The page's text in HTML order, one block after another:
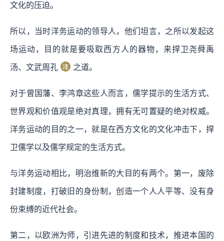
文化的压迫。
所以，当时洋务运动的领导人，他们坦言，之所以发起这
场运动，目的就是要吸取西方人的器物，来捍卫尧舜禹
汤、文武周孔 之道。
对于曾国藩、李鸿章这些人而言，儒学提示的生活方式、
世界观和价值观是绝对真理，拥有无可置疑的绝对权威。
洋务运动的目的之一，就是在西方文化的文化冲击下，捍
卫儒学以及儒学规定的生活方式。
与洋务运动相比，明治维新的大目的有两个。第一，废除
封建制度，打破旧的身份制，创造一个人人平等、没有身
份束缚的近代社会。
第二，以欧洲为师，引进先进的制度和技术，推进本国的